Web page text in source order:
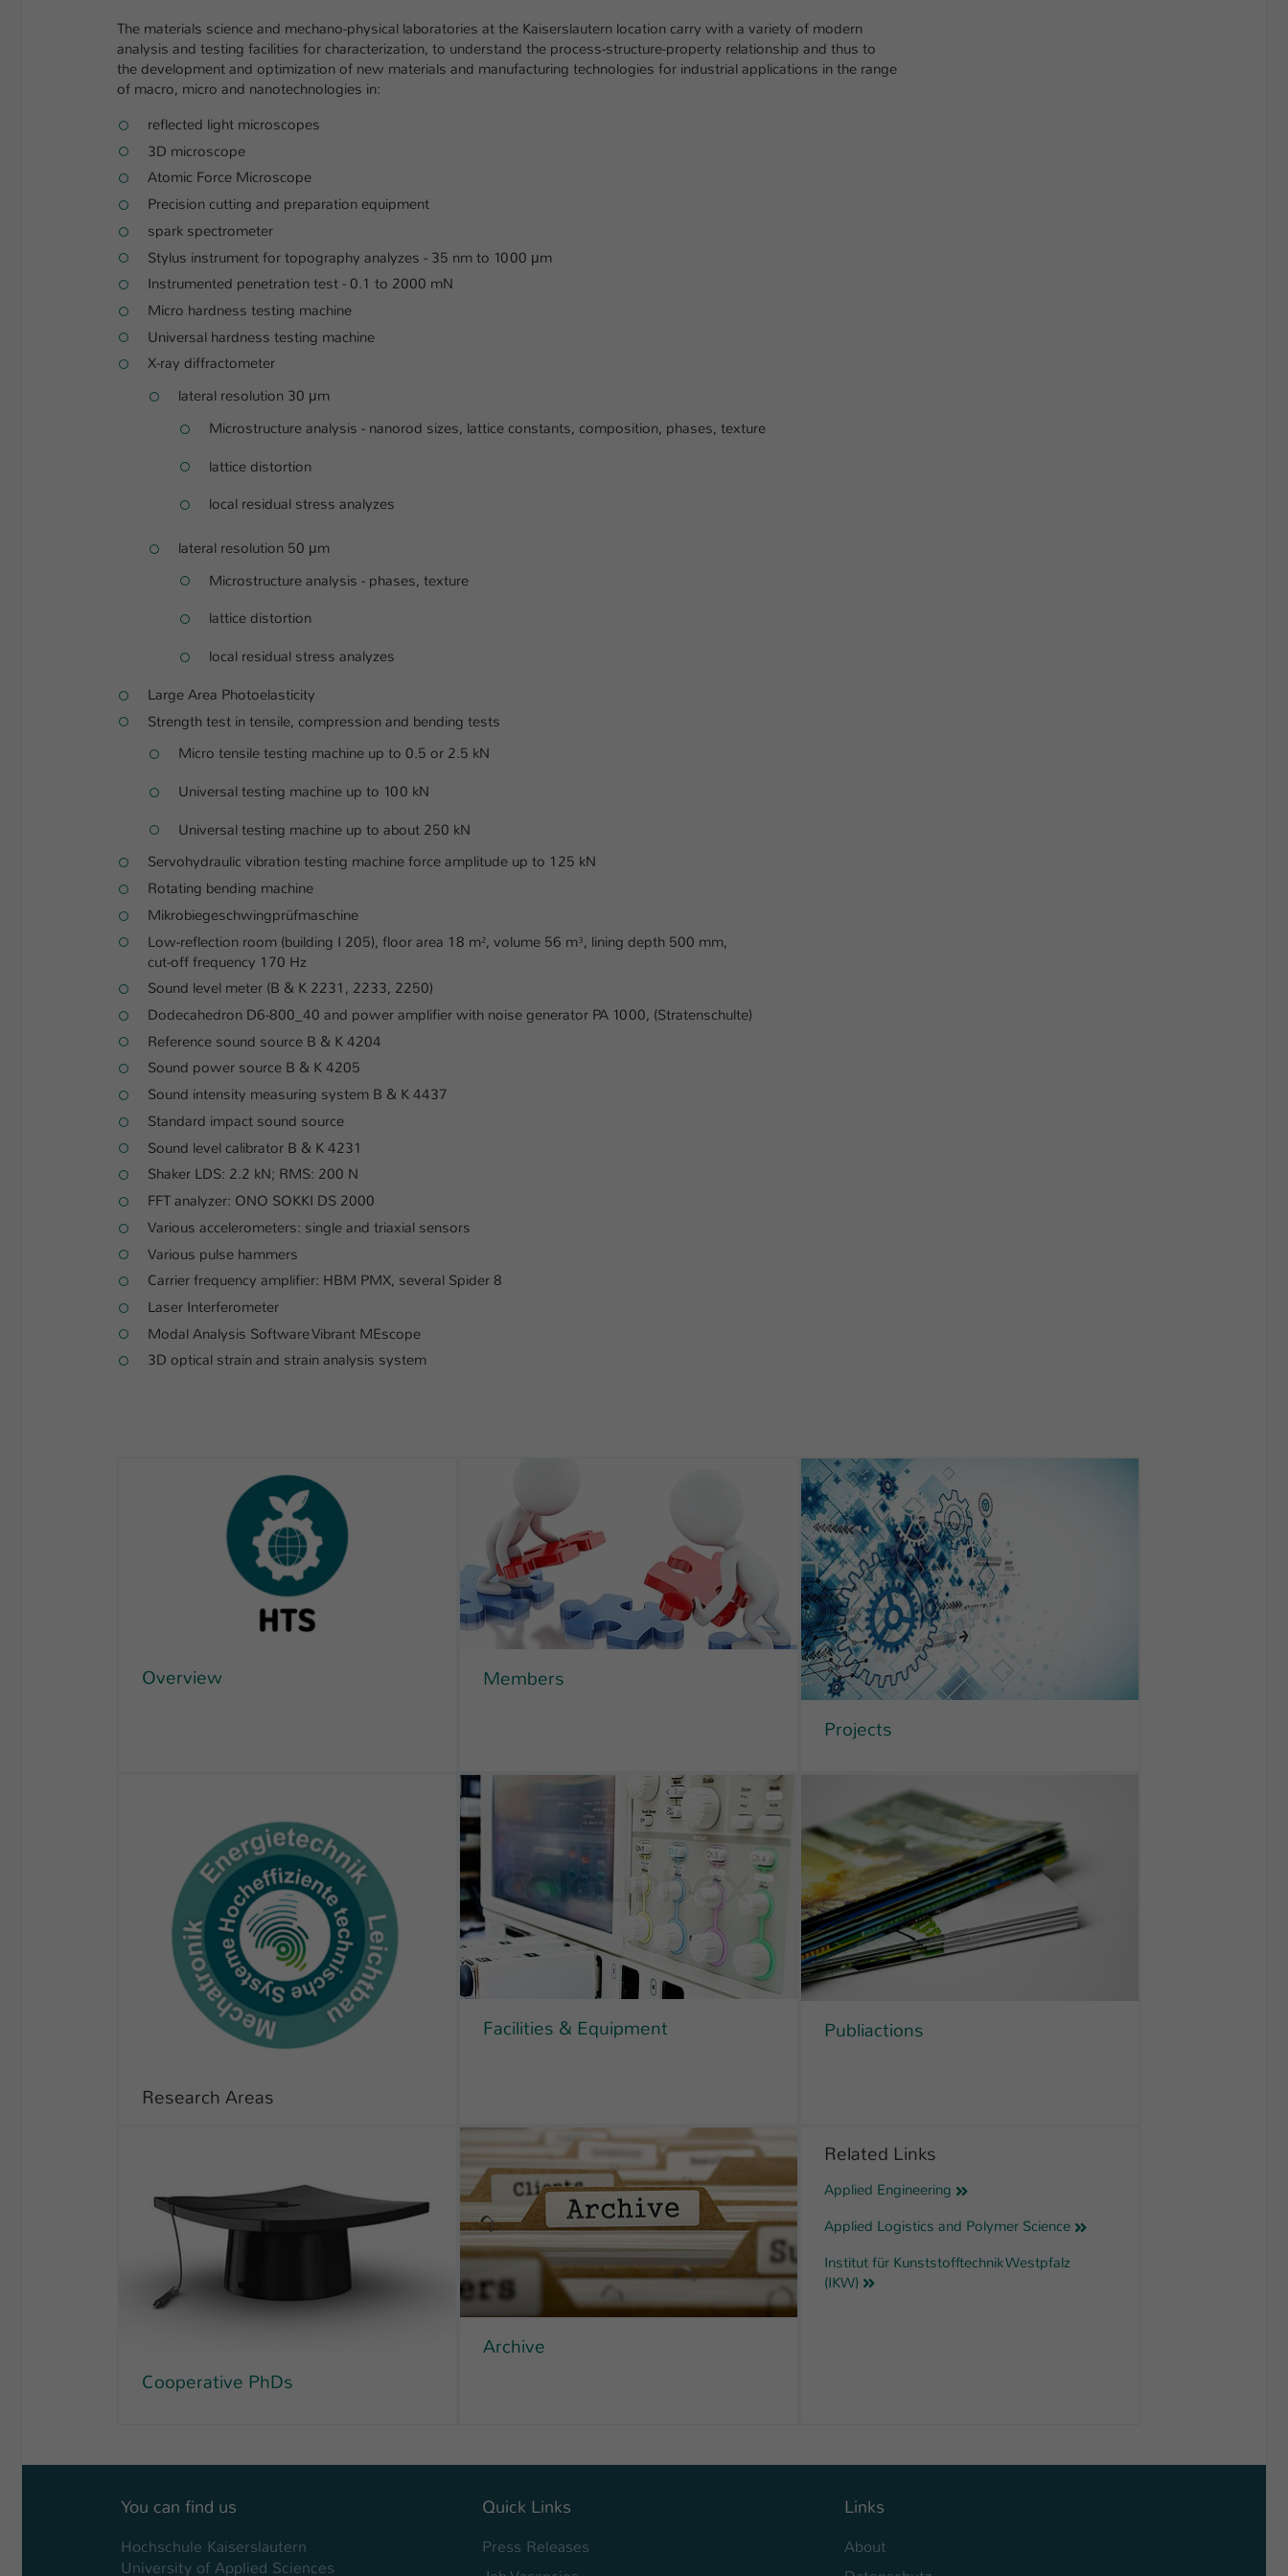
The materials science and mechano-physical laboratories at the Kaiserslautern location carry with a variety of modern
analysis and testing facilities for characterization, to understand the process-structure-property relationship and thus to
the development and optimization of new materials and manufacturing technologies for industrial applications in the range
of macro, micro and nanotechnologies in:
reflected light microscopes
3D microscope
Atomic Force Microscope
Precision cutting and preparation equipment
spark spectrometer
Stylus instrument for topography analyzes - 35 nm to 1000 μm
Instrumented penetration test - 0.1 to 2000 mN
Micro hardness testing machine
Universal hardness testing machine
X-ray diffractometer
lateral resolution 30 μm
Microstructure analysis - nanorod sizes, lattice constants, composition, phases, texture
lattice distortion
local residual stress analyzes
lateral resolution 50 μm
Microstructure analysis - phases, texture
lattice distortion
local residual stress analyzes
Large Area Photoelasticity
Strength test in tensile, compression and bending tests
Micro tensile testing machine up to 0.5 or 2.5 kN
Universal testing machine up to 100 kN
Universal testing machine up to about 250 kN
Servohydraulic vibration testing machine force amplitude up to 125 kN
Rotating bending machine
Mikrobiegeschwingprüfmaschine
Low-reflection room (building I 205), floor area 18 m², volume 56 m³, lining depth 500 mm,
cut-off frequency 170 Hz
Sound level meter (B & K 2231, 2233, 2250)
Dodecahedron D6-800_40 and power amplifier with noise generator PA 1000, (Stratenschulte)
Reference sound source B & K 4204
Sound power source B & K 4205
Sound intensity measuring system B & K 4437
Standard impact sound source
Sound level calibrator B & K 4231
Shaker LDS: 2.2 kN; RMS: 200 N
FFT analyzer: ONO SOKKI DS 2000
Various accelerometers: single and triaxial sensors
Various pulse hammers
Carrier frequency amplifier: HBM PMX, several Spider 8
Laser Interferometer
Modal Analysis Software Vibrant MEscope
3D optical strain and strain analysis system
Overview Members
Projects
Research Areas
Facilities & Equipment Publiactions
Cooperative PhDs
Archive
Related Links
Applied Engineering
Applied Logistics and Polymer Science
Institut für Kunststofftechnik Westpfalz
(IKW)
You can find us
Hochschule Kaiserslautern
University of Applied Sciences
Quick Links
Press Releases
Links
About
Webseiten-Betreiber dies eingestellt hat.
Zweck
Logins die Session-ID. So kann der eingeloggte
Laufzeit 1 Tag